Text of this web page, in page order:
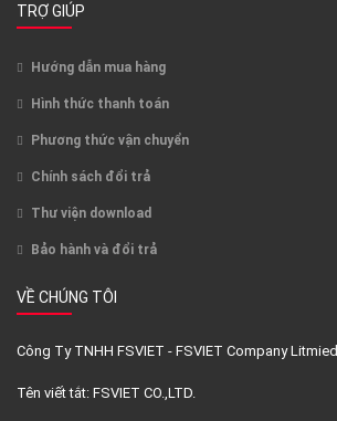
TRỢ GIÚP
Hướng dẫn mua hàng
Hình thức thanh toán
Phương thức vận chuyển
Chính sách đổi trả
Thư viện download
Bảo hành và đổi trả
VỀ CHÚNG TÔI
Công Ty TNHH FSVIET - FSVIET Company Litmied.
Tên viết tắt: FSVIET CO.,LTD.